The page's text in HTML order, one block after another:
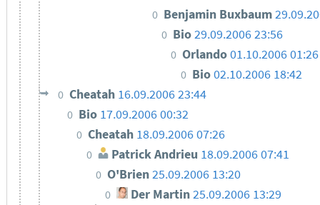
0 Benjamin Buxbaum
0 Bio29.09.2006 23:56
0 Orlando01.10.2006 01:26
0 Bio02.10.2006 18:42
0 Cheatah 16.09.2006 23:44
0 Bio 17.09.2006 00:32
0 Cheatah 18.09.2006 07:26
0 Patrick Andrieu 18.09.2006 07:41
0 O'Brien25.09.2006 13:20
0 Der Martin25.09.2006 13:29